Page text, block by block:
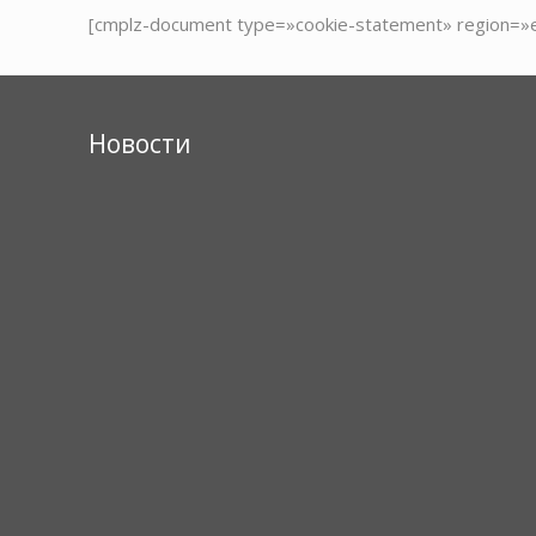
[cmplz-document type=»cookie-statement»
Новости